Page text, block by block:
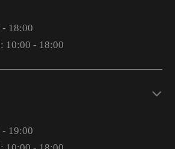
18:00
10:00 - 18:00
19:00